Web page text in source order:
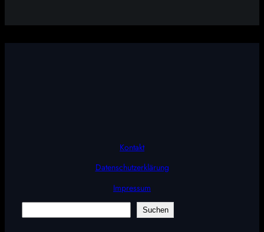
Kontakt
Datenschutzerklärung
Impressum
Suchen